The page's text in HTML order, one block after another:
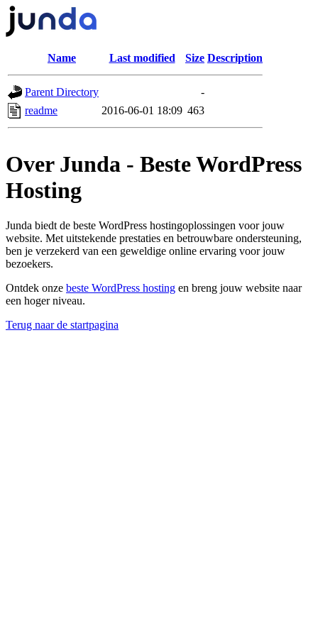
Name Last modified Size Description
Parent Directory
-
readme
2016-06-01 18:09 463
Over Junda - Beste WordPress
Hosting
Junda biedt de beste WordPress hostingoplossingen voor jouw
website. Met uitstekende prestaties en betrouwbare ondersteuning,
ben je verzekerd van een geweldige online ervaring voor jouw
bezoekers.
Ontdek onze beste WordPress hosting en breng jouw website naar
een hoger niveau.
Terug naar de startpagina